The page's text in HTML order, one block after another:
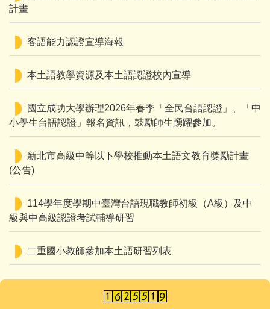
計畫
客語能力認證宣導海報
本土語教學資源及本土語認證校內宣導
國立成功大學辦理2026年春季「全民台語認證」、「中
小學生台語認證」報名資訊，鼓勵師生踴躍參加。
新北市高級中等以下學校推動本土語文教育獎勵計畫
(公告)
114學年度學期中臺灣台語現職教師初級（A級）及中
級與中高級認證考試輔導研習
二重國小教師參加本土語研習列表